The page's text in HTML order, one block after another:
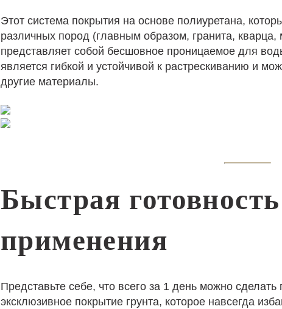
Этот система покрытия на основе полиуретана,
различных пород (главным образом, гранита,
представляет собой бесшовное проницаемое для
является гибкой и устойчивой к растрескиванию и
другие материалы.
Быстрая
применения
Представьте себе, что всего за 1 день можно
эксклюзивное покрытие грунта, которое навсегда